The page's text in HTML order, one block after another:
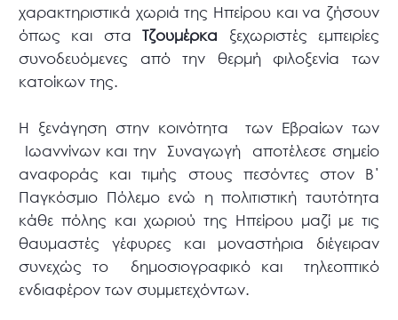
χαρακτηριστικά χωριά της Ηπείρου και να ζήσουν
όπως και σταΤζουμέρκα ξεχωριστές εμπειρίες
συνοδευόμενες από την θερμή φιλοξενία των
κατοίκων της.
Η ξενάγηση στην κοινότητα των Εβραίων των
Ιωαννίνων και την Συναγωγή αποτέλεσε σημείο
αναφοράς και τιμής στους πεσόντες στον Β΄
Παγκόσμιο Πόλεμο ενώ η πολιτιστική ταυτότητα
κάθε πόλης και χωριού της Ηπείρου μαζί με τις
θαυμαστές γέφυρες και μοναστήρια διέγειραν
συνεχώς το δημοσιογραφικό και τηλεοπτικό
ενδιαφέρον των συμμετεχόντων.